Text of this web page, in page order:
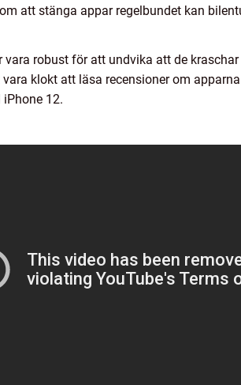
att stänga appar regelbundet kan
robust för att undvika att de
klokt att läsa recensioner om
12.